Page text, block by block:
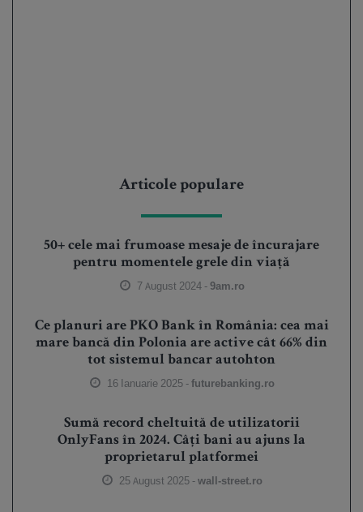
Articole populare
50+ cele mai frumoase mesaje de încurajare
pentru momentele grele din viață
7 August 2024 -9am.ro
Ce planuri are PKO Bank în România: cea mai
mare bancă din Polonia are active cât 66% din
tot sistemul bancar autohton
16 Ianuarie 2025 -futurebanking.ro
Sumă record cheltuită de utilizatorii
OnlyFans în 2024. Câți bani au ajuns la
proprietarul platformei
25 August 2025 -wall-street.ro